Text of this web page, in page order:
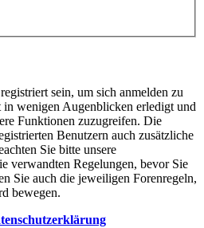
sein, um sich anmelden zu
wenigen Augenblicken erledigt und
Funktionen zuzugreifen. Die
Benutzern auch zusätzliche
Sie bitte unsere
verwandten Regelungen, bevor Sie
Sie auch die jeweiligen Forenregeln,
bewegen.